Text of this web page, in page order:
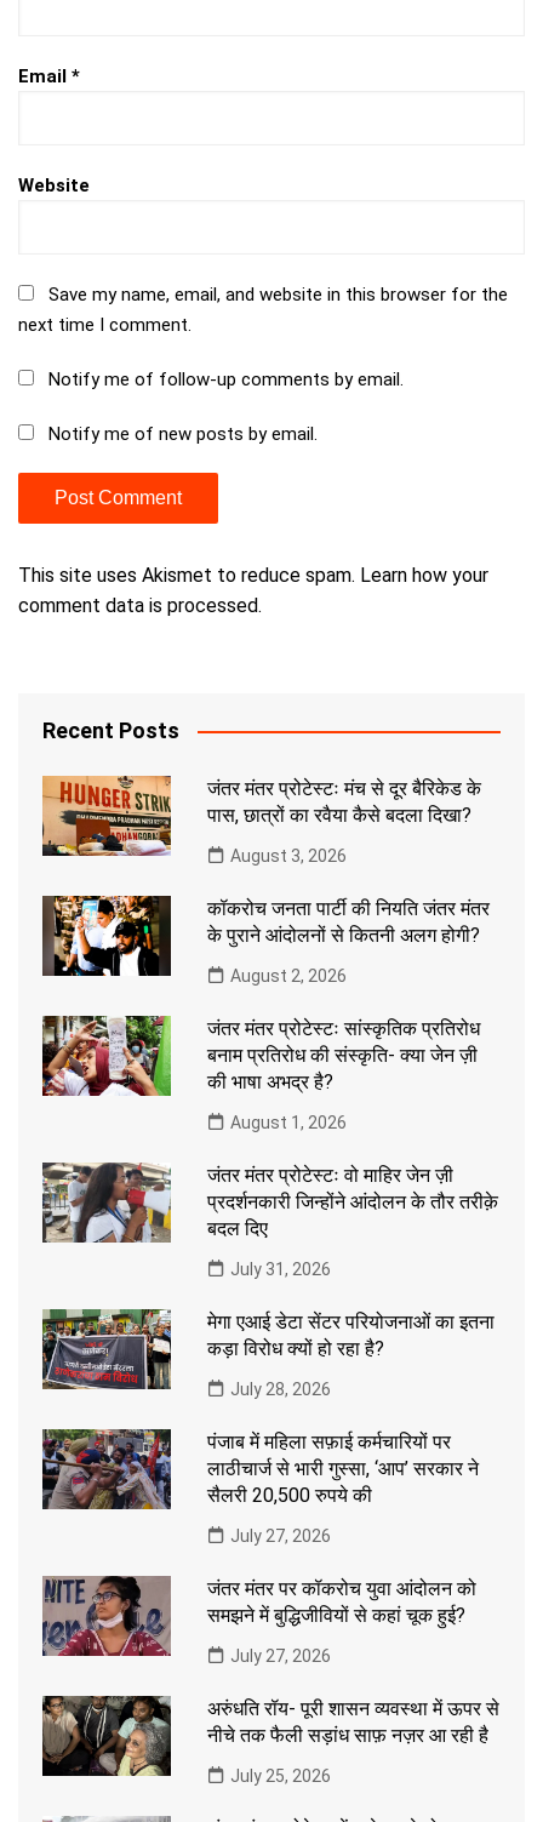
Email *
Website
Save my name, email, and website in this browser for the
next time I comment.
Notify me of follow-up comments by email.
Notify me of new posts by email.
This site uses Akismet to reduce spam. Learn how your
comment data is processed.
Recent Posts
जंतर मंतर प्रोटेस्टः मंच से दूर बैरिकेड के
पास, छात्रों का रवैया कैसे बदला दिखा?
August 3, 2026
कॉकरोच जनता पार्टी की नियति जंतर मंतर
के पुराने आंदोलनों से कितनी अलग होगी?
August 2, 2026
जंतर मंतर प्रोटेस्टः सांस्कृतिक प्रतिरोध
बनाम प्रतिरोध की संस्कृति- क्या जेन ज़ी
की भाषा अभद्र है?
August 1, 2026
जंतर मंतर प्रोटेस्टः वो माहिर जेन ज़ी
प्रदर्शनकारी जिन्होंने आंदोलन के तौर तरीक़े
बदल दिए
July 31, 2026
मेगा एआई डेटा सेंटर परियोजनाओं का इतना
कड़ा विरोध क्यों हो रहा है?
July 28, 2026
पंजाब में महिला सफ़ाई कर्मचारियों पर
लाठीचार्ज से भारी गुस्सा, ‘आप’ सरकार ने
सैलरी 20,500 रुपये की
July 27, 2026
जंतर मंतर पर कॉकरोच युवा आंदोलन को
समझने में बुद्धिजीवियों से कहां चूक हुई?
July 27, 2026
अरुंधति रॉय- पूरी शासन व्यवस्था में ऊपर से
नीचे तक फैली सड़ांध साफ़ नज़र आ रही है
July 25, 2026